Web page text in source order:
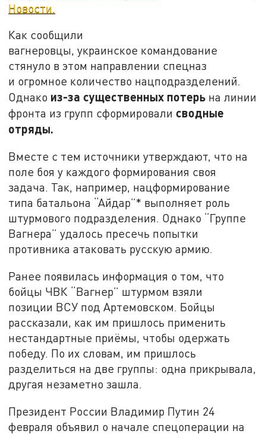
Новости.
Как сообщили
вагнеровцы, украинское командование
стянуло в этом направлении спецназ
и огромное количество нацподразделений.
Однако из-за существенных потерь на линии
фронта из групп сформировали сводные
отряды.
Вместе с тем источники утверждают, что на
поле боя у каждого формирования своя
задача. Так, например, нацформирование
типа батальона “Айдар”* выполняет роль
штурмового подразделения. Однако “Группе
Вагнера” удалось пресечь попытки
противника атаковать русскую армию.
Ранее появилась информация о том, что
бойцы ЧВК “Вагнер” штурмом взяли
позиции ВСУ под Артемовском. Бойцы
рассказали, как им пришлось применить
нестандартные приёмы, чтобы одержать
победу. По их словам, им пришлось
разделиться на две группы: одна прикрывала,
другая незаметно зашла.
Президент России Владимир Путин 24
февраля объявил о начале спецоперации на